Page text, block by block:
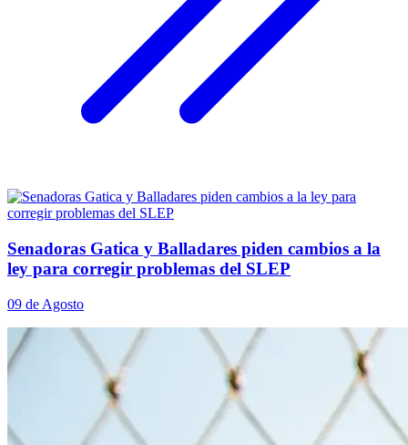
Senadoras Gatica y Balladares piden cambios a la
ley para corregir problemas del SLEP
09 de Agosto